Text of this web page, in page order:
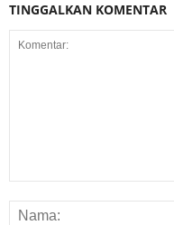
TINGGALKAN KOMENTAR